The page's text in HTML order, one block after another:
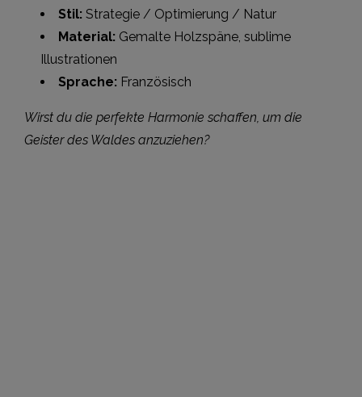
Stil: Strategie / Optimierung / Natur
Material: Gemalte Holzspäne, sublime
Illustrationen
Sprache: Französisch
Wirst du die perfekte Harmonie schaffen, um die
Geister des Waldes anzuziehen?